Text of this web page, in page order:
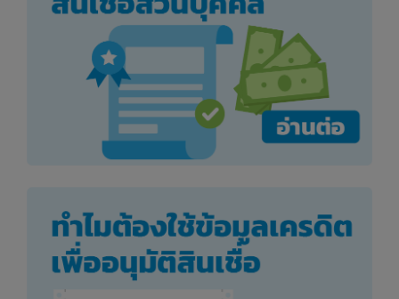
ยกเว้นการที่ท่านใช้เว็บไซต์และบริการของบริษัทเพื่อ
วัตถุประสงค์ส่วนบุคคลที่ได้รับอนุญาตตามข้อกำหนดและ
เงื่อนไขฯ เหล่านี้ ท่านจะไม่ใช้ ทำสำเนา ส่ง ทำดีพ-ลิงค์
(deep-link) ทำไฮเปอร์ลิงค์สเครป (hyper-link scrape)
ดาวน์โหลด แสดง ทำจำลอง ขาย ค้าขาย ทำการตลาด ใช้
ประโยชน์ หาประโยชน์ ตีพิมพ์ เผยแพร่ แพร่ภาพแพร่เสียง
หรือทำซ้ำซึ่งทรัพย์สินทางปัญญาของเว็บไซต์หรือส่วนใดๆ
ของทรัพย์สินทางปัญญาดังกล่าว เว้นเสียแต่ว่า ท่านได้รับ
ข้อ 6 ข้อความปฏิเสธการรับรองและการรับ
ประกัน